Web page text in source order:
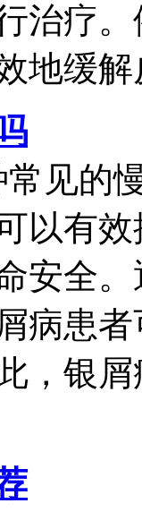
治疗
地缓
常见的
以有
安全
病患
，银